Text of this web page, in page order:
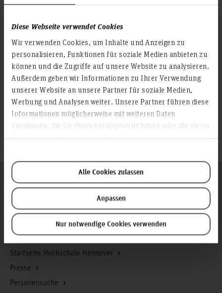
Diese Webseite verwendet Cookies
Wir verwenden Cookies, um Inhalte und Anzeigen zu
personalisieren, Funktionen für soziale Medien anbieten zu
können und die Zugriffe auf unsere Website zu analysieren.
Außerdem geben wir Informationen zu Ihrer Verwendung
unserer Website an unsere Partner für soziale Medien,
Werbung und Analysen weiter. Unsere Partner führen diese
Informationen möglicherweise mit weiteren Daten
zusammen, die Sie ihnen bereitgestellt haben oder die sie im
Alle Cookies zulassen
Anpassen
Nur notwendige Cookies verwenden
Themen vertiefen
Dekanat
Personen
Gremien
Abteilungen
Hochschule & Praxis
Projekte
Alumni-Arbeit
Dezentrale Gleichstellung der Fakultät V
Zum Seitenanfang
Infos zur Hochschule
Startseite Hochschule Hannover
Presse
Personensuche
Folgen Sie uns